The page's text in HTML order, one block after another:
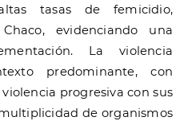
tasas de femicidio,
evidenciando una
La violencia
predominante, con
progresiva con sus
de organismos